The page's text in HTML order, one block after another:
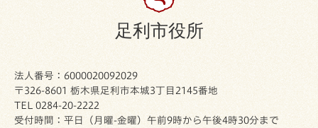
足利市役所
法人番号：6000020092029
〒326-8601 栃木県足利市本城3丁目2145番地
TEL 0284-20-2222
受付時間：平日（月曜-金曜）午前9時から午後4時30分まで